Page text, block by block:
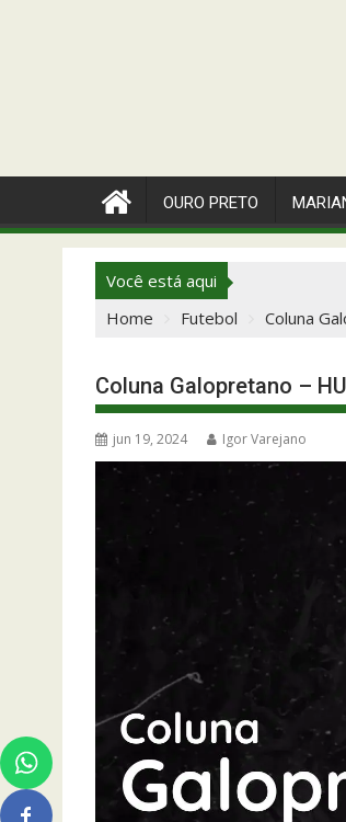
OURO PRETO
Você está aqui
Home
Futebol Coluna
Coluna Galopretano –
jun 19, 2024 Igor Varejano